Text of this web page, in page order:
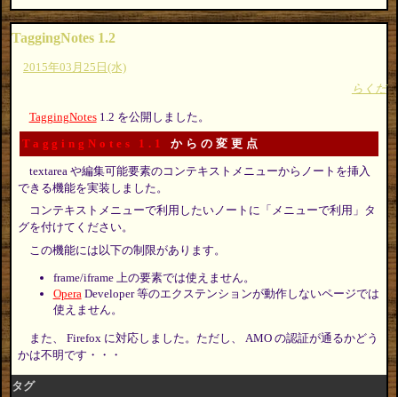
TaggingNotes 1.2
2015年03月25日(水)
らくだ
TaggingNotes1.2 を公開しました。
TaggingNotes 1.1 からの変更点
textarea や編集可能要素のコンテキストメニューからノートを挿入
できる機能を実装しました。
コンテキストメニューで利用したいノートに「メニューで利用」タ
グを付けてください。
この機能には以下の制限があります。
frame/iframe 上の要素では使えません。
Opera Developer 等のエクステンションが動作しないページでは
使えません。
また、 Firefox に対応しました。ただし、 AMO の認証が通るかどう
かは不明です・・・
タグ